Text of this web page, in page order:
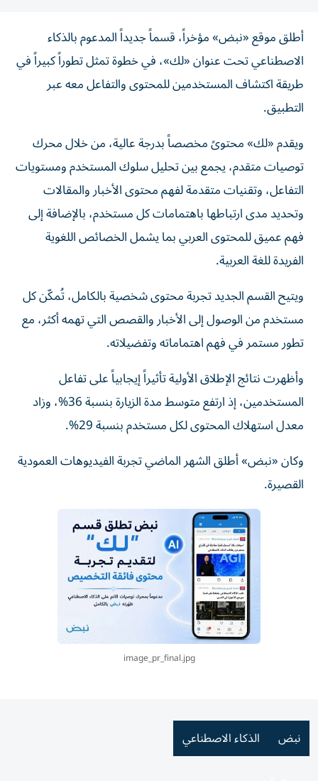
أطلق موقع «نبض» مؤخراً، قسماً جديداً المدعوم بالذكاء
الاصطناعي تحت عنوان «لك»، في خطوة تمثل تطوراً كبيراً في
طريقة اكتشاف المستخدمين للمحتوى والتفاعل معه عبر
التطبيق.
ويقدم «لك» محتوىً مخصصاً بدرجة عالية، من خلال محرك
توصيات متقدم، يجمع بين تحليل سلوك المستخدم ومستويات
التفاعل، وتقنيات متقدمة لفهم محتوى الأخبار والمقالات
وتحديد مدى ارتباطها باهتمامات كل مستخدم، بالإضافة إلى
فهم عميق للمحتوى العربي بما يشمل الخصائص اللغوية
الفريدة للغة العربية.
ويتيح القسم الجديد تجربة محتوى شخصية بالكامل، تُمكّن كل
مستخدم من الوصول إلى الأخبار والقصص التي تهمه أكثر، مع
تطور مستمر في فهم اهتماماته وتفضيلاته.
وأظهرت نتائج الإطلاق الأولية تأثيراً إيجابياً على تفاعل
المستخدمين، إذ ارتفع متوسط مدة الزيارة بنسبة 36%، وزاد
معدل استهلاك المحتوى لكل مستخدم بنسبة 29%.
وكان «نبض» أطلق الشهر الماضي تجربة الفيديوهات العمودية
القصيرة.
image_pr_final.jpg
نبض الذكاء الاصطناعي